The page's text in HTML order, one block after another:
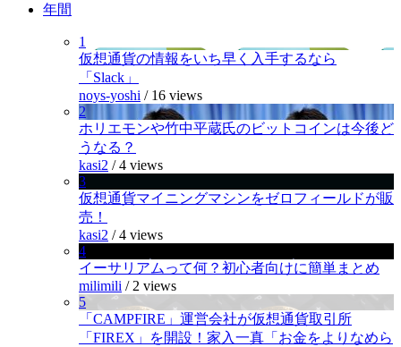
年間
1
仮想通貨の情報をいち早く入手するなら
「Slack」
noys-yoshi / 16 views
2
ホリエモンや竹中平蔵氏のビットコインは今後ど
うなる？
kasi2 /4 views
3
仮想通貨マイニングマシンをゼロフィールドが販
売！
kasi2 /4 views
4
イーサリアムって何？初心者向けに簡単まとめ
milimili / 2 views
5
「CAMPFIRE」運営会社が仮想通貨取引所
「FIREX」を開設！家入一真「お金をよりなめら